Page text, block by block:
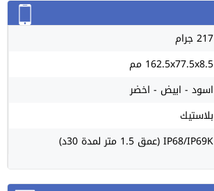
217 جرام
162.5x77.5x8.5 مم
اسود - ابيض - اخضر
بلاستيك
IP68/IP69K (عمق 1.5 متر لمدة 30د)